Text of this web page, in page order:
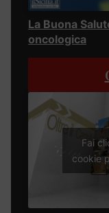
La Buona
oncologica
Fai
cookie